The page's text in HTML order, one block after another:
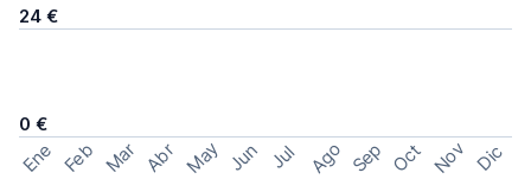
24 €
0 €
Ene Feb Mar Abr May Jun Jul Ago Sep Oct Nov Dic